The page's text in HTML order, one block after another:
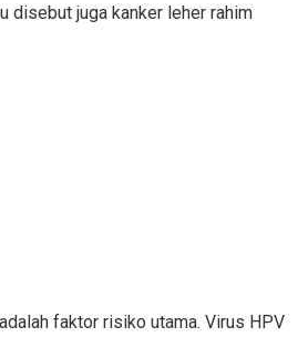
disebut juga kanker leher rahim
faktor risiko utama. Virus HPV